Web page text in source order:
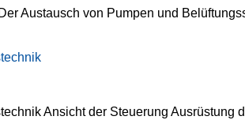
Austausch von Pumpen und
Ansicht der Steuerung